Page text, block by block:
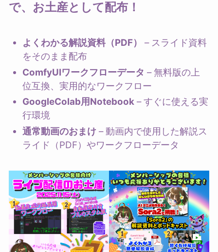
で、お土産として配布！
よくわかる解説資料（PDF）
– スライド資料
をそのまま配布
ComfyUIワークフローデータ – 無料版の上
位互換、実用的なワークフロー
GoogleColab用Notebook – すぐに使える実
行環境
通常動画のおまけ – 動画内で使用した解説ス
ライド（PDF）やワークフローデータ